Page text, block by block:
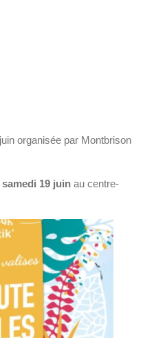
organisée par Montbrison
samedi 19 juin au centre-